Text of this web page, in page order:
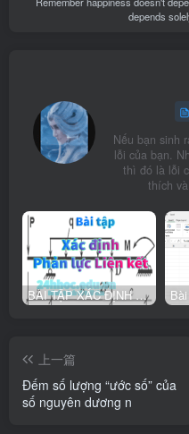
depends
Nếu bạn sinh
lỗi của bạn.
thì đó là lỗi
thích
BÀI TẬP XÁC ĐỊNH PHẢN LỰC LIÊN KẾT
上一篇
Đếm số lượng “ước số” của
số nguyên dương n